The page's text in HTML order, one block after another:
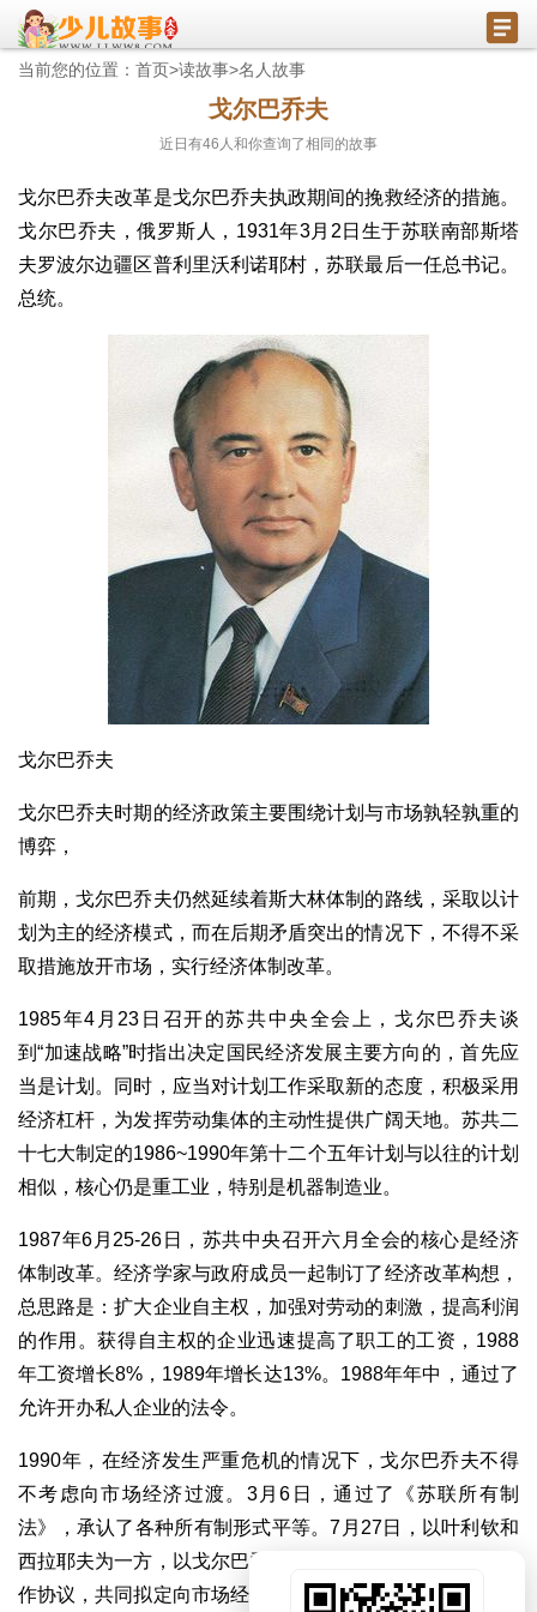
当前您的位置： 首页>读故事>名人故事
戈尔巴乔夫
近日有46 人和你查询了相同的故事
戈尔巴乔夫改革是戈尔巴乔夫执政期间的挽救经济的措施。
戈尔巴乔夫，俄罗斯人，1931年3月2日生于苏联南部斯塔
夫罗波尔边疆区普利里沃利诺耶村，苏联最后一任总书记。
总统。
戈尔巴乔夫
戈尔巴乔夫时期的经济政策主要围绕计划与市场孰轻孰重的
博弈，
前期，戈尔巴乔夫仍然延续着斯大林体制的路线，采取以计
划为主的经济模式，而在后期矛盾突出的情况下，不得不采
取措施放开市场，实行经济体制改革。
1985年4月23日召开的苏共中央全会上，戈尔巴乔夫谈
到“加速战略”时指出决定国民经济发展主要方向的，首先应
当是计划。同时，应当对计划工作采取新的态度，积极采用
经济杠杆，为发挥劳动集体的主动性提供广阔天地。苏共二
十七大制定的1986~1990年第十二个五年计划与以往的计划
相似，核心仍是重工业，特别是机器制造业。
1987年6月25-26日，苏共中央召开六月全会的核心是经济
体制改革。经济学家与政府成员一起制订了经济改革构想，
总思路是：扩大企业自主权，加强对劳动的刺激，提高利润
的作用。获得自主权的企业迅速提高了职工的工资，1988
年工资增长8%，1989年增长达13%。1988年年中，通过了
允许开办私人企业的法令。
1990年，在经济发生严重危机的情况下，戈尔巴乔夫不得
不考虑向市场经济过渡。3月6日，通过了《苏联所有制
法》，承认了各种所有制形式平等。7月27日，以叶利钦和
西拉耶夫为一方，以戈尔巴乔夫和雷日科夫为另一方签署合
作协议，共同拟定向市场经济过渡的计划。但最终却形成了